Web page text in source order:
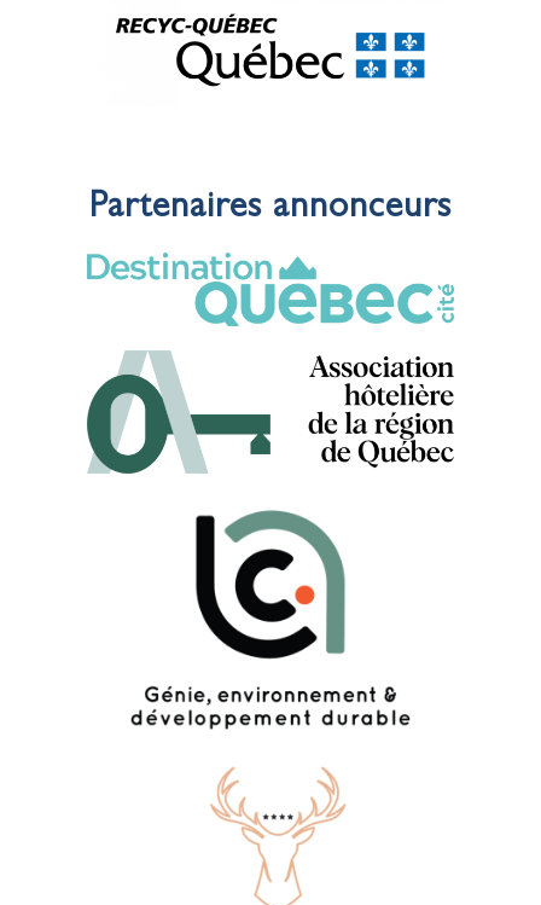
Partenaires annonceurs